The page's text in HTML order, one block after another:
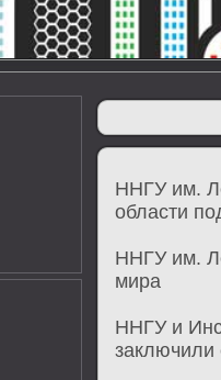
ННГУ им.
области
ННГУ им.
мира
ННГУ и
заключили